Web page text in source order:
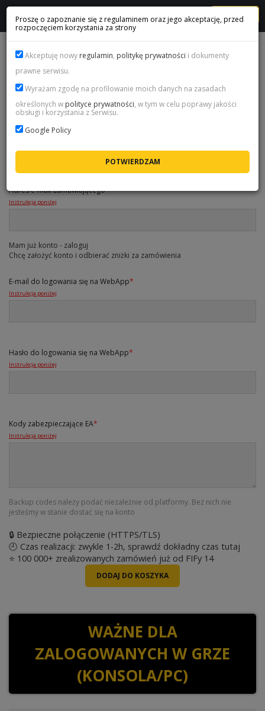
MENU
1 Wybór ilości coins
2 Podanie danych
Koszyk & Podsumowanie
DANE DO ZAMÓWIENIA
Adres e-mail zamawiającego*
Instrukcja poniżej
Mam już konto - zaloguj
Chcę założyć konto i odbierać zniżki za zamówienia
E-mail do logowania się na WebApp*
Instrukcja poniżej
Hasło do logowania się na WebApp*
Instrukcja poniżej
Kody zabezpieczające EA*
Instrukcja poniżej
Backup codes należy podać niezależnie od platformy. Bez nich nie
jesteśmy w stanie dostać się na konto
🔒 Bezpieczne połączenie (HTTPS/TLS)
🕘 Czas realizacji: zwykle 1-2h, sprawdź dokładny czas tutaj
⭐ 100 000+ zrealizowanych zamówień już od FIFy 14
WAŻNE DLA
ZALOGOWANYCH W GRZE
(KONSOLA/PC)
Proszę o zapoznanie się z regulaminem oraz jego akceptację, przed
rozpoczęciem korzystania za strony
Akceptuję nowy regulamin, politykę prywatności i dokumenty
prawne serwisu.
Wyrażam zgodę na profilowanie moich danych na zasadach
określonych w polityce prywatności, w tym w celu poprawy jakości
obsługi i korzystania z Serwisu.
Google Policy